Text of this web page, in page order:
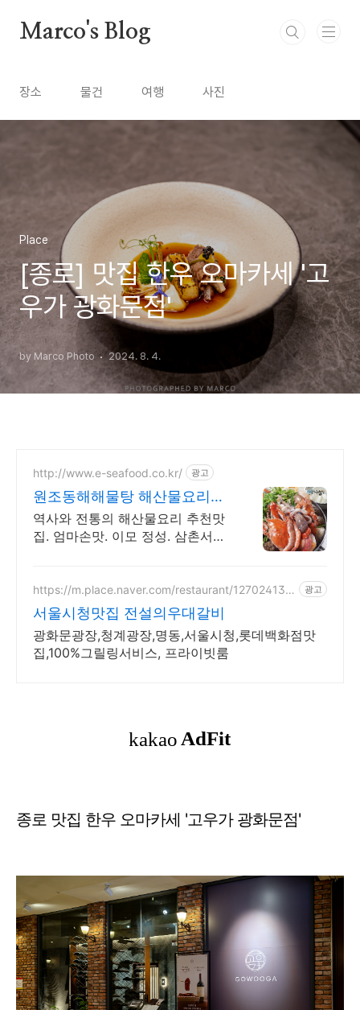
Marco's Blog
장소 물건 여행 사진
Place
[종로] 맛집 한우 오마카세 '고
우가 광화문점'
by Marco Photo 2024. 8. 4.
http://www.e-seafood.co.kr/ 광고
원조동해해물탕 해산물요리맛
집 10년전 가격그대로 착한가
격
역사와 전통의 해산물요리 추천맛
집. 엄마손맛. 이모 정성. 삼촌서비
모십니다.
https://m.place.naver.com/restaurant/127024137
광고
서울시청맛집 전설의우대갈비
광화문광장,청계광장,명동,서울시청,롯데백화점맛
집,100%그릴링서비스, 프라이빗룸
종로 맛집 한우 오마카세 '고우가 광화문점'